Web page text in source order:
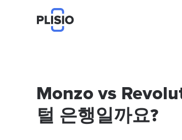
Monzo vs
털 은행일까요?